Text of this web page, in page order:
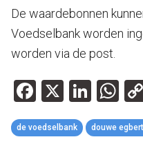
De waardebonnen
Voedselbank worden
worden via de post.
Facebook
X
de voedselbank douwe